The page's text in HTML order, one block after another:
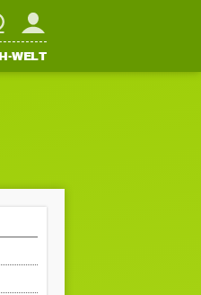
Mein FFH
WELT